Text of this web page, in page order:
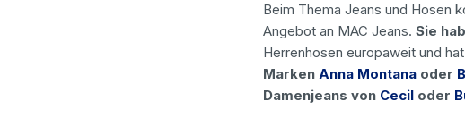
Beim Thema Jeans und Hosen
Angebot an MAC Jeans. Sie
Herrenhosen europaweit und
Marken Anna Montanaoder
Damenjeans von Ceciloder